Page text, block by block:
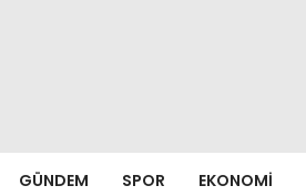
GÜNDEM SPOR EKONOMI